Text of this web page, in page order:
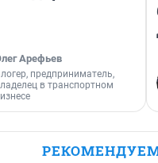
Арефьев
предприниматель,
в транспортном